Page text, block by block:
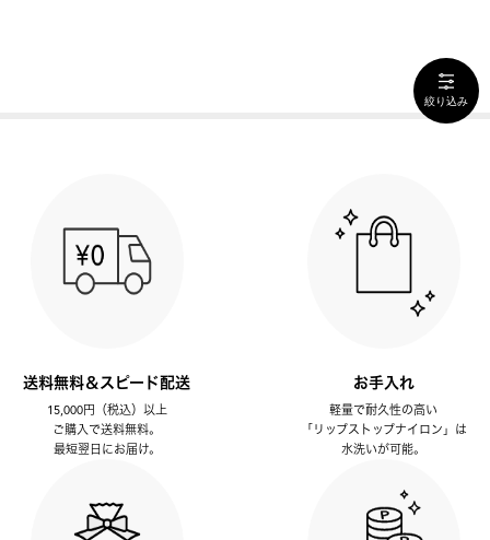
絞り込み
送料無料＆スピード配送
15,000円（税込）以上
ご購入で送料無料。
最短翌日にお届け。
お手入れ
軽量で耐久性の高い
「リップストップナイロン」は
水洗いが可能。